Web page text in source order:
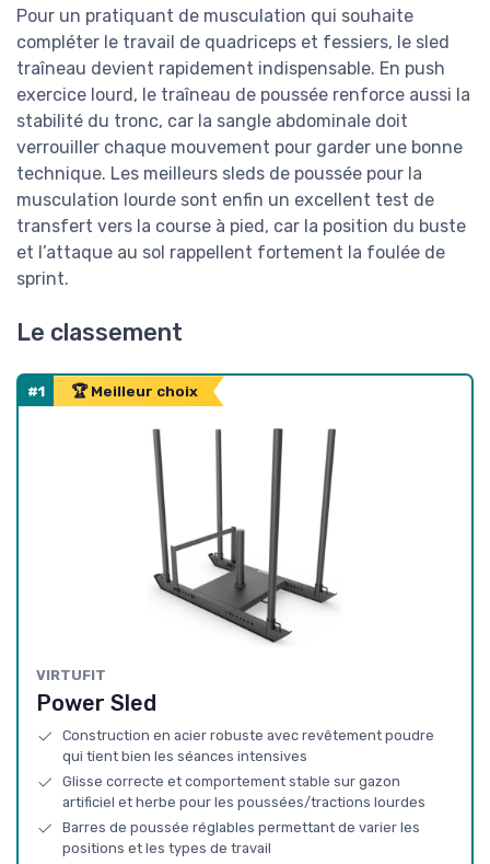
Pour un pratiquant de musculation qui souhaite
compléter le travail de quadriceps et fessiers, le sled
traîneau devient rapidement indispensable. En push
exercice lourd, le traîneau de poussée renforce aussi la
stabilité du tronc, car la sangle abdominale doit
verrouiller chaque mouvement pour garder une bonne
technique. Les meilleurs sleds de poussée pour la
musculation lourde sont enfin un excellent test de
transfert vers la course à pied, car la position du buste
et l’attaque au sol rappellent fortement la foulée de
sprint.
Le classement
#1 🏆 Meilleur choix
‎VIRTUFIT
Power Sled
Construction en acier robuste avec revêtement poudre
qui tient bien les séances intensives
Glisse correcte et comportement stable sur gazon
artificiel et herbe pour les poussées/tractions lourdes
Barres de poussée réglables permettant de varier les
positions et les types de travail